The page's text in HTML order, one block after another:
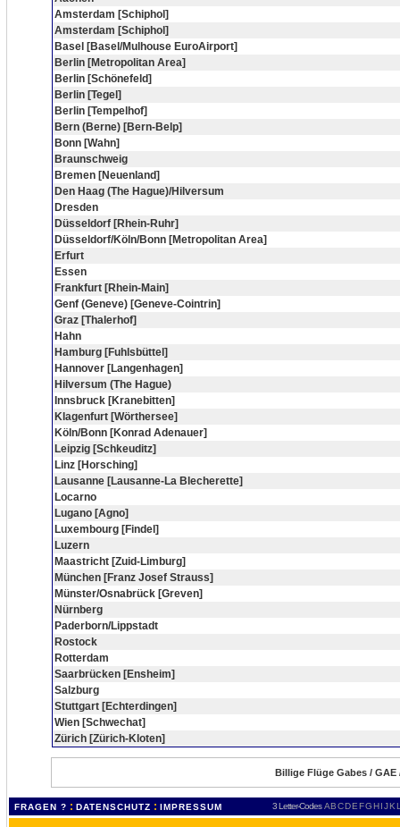
Amsterdam [Schiphol]
Amsterdam [Schiphol]
Basel [Basel/Mulhouse EuroAirport]
Berlin [Metropolitan Area]
Berlin [Schönefeld]
Berlin [Tegel]
Berlin [Tempelhof]
Bern (Berne) [Bern-Belp]
Bonn [Wahn]
Braunschweig
Bremen [Neuenland]
Den Haag (The Hague)/Hilversum
Dresden
Düsseldorf [Rhein-Ruhr]
Düsseldorf/Köln/Bonn [Metropolitan Area]
Erfurt
Essen
Frankfurt [Rhein-Main]
Genf (Geneve) [Geneve-Cointrin]
Graz [Thalerhof]
Hahn
Hamburg [Fuhlsbüttel]
Hannover [Langenhagen]
Hilversum (The Hague)
Innsbruck [Kranebitten]
Klagenfurt [Wörthersee]
Köln/Bonn [Konrad Adenauer]
Leipzig [Schkeuditz]
Linz [Horsching]
Lausanne [Lausanne-La Blecherette]
Locarno
Lugano [Agno]
Luxembourg [Findel]
Luzern
Maastricht [Zuid-Limburg]
München [Franz Josef Strauss]
Münster/Osnabrück [Greven]
Nürnberg
Paderborn/Lippstadt
Rostock
Rotterdam
Saarbrücken [Ensheim]
Salzburg
Stuttgart [Echterdingen]
Wien [Schwechat]
Zürich [Zürich-Kloten]
Billige Flüge Gabes /
FRAGEN ? : DATENSCHUTZ : IMPRESSUM 3 Letter-Codes ABCDEFGH IJKL